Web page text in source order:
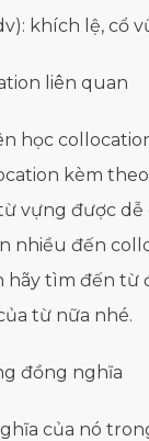
khích lệ, cổ
liên quan
học
kèm
vựng được dễ
nhiều đến
hãy tìm đến từ
từ nữa nhé.
đồng nghĩa
của nó